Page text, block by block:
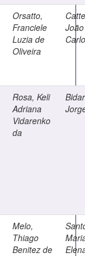
Orsatto,
Franciele
Luzia de
Oliveira
João
Rosa, Keli
Adriana
Vidarenko
da
Melo,
Thiago
Benitez de